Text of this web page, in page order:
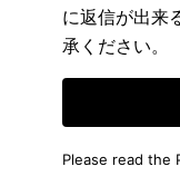
に返信が出来
承ください。
Please read the